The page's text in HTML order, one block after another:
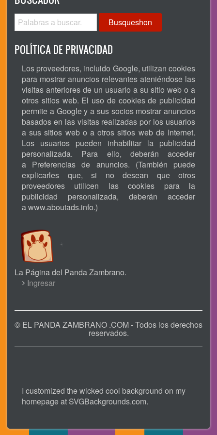
Busqueshon
POLÍTICA DE PRIVACIDAD
Los proveedores, incluido Google, utilizan cookies
para mostrar anuncios relevantes ateniéndose las
visitas anteriores de un usuario a su sitio web o a
otros sitios web. El uso de cookies de publicidad
permite a Google y a sus socios mostrar anuncios
basados en las visitas realizadas por los usuarios
a sus sitios web o a otros sitios web de Internet.
Los usuarios pueden inhabilitar la publicidad
personalizada. Para ello, deberán acceder
a Preferencias de anuncios. (También puede
explicarles que, si no desean que otros
proveedores utilicen las cookies para la
publicidad personalizada, deberán acceder
awww.aboutads.info.)
La Página del Panda Zambrano.
USER
MENU
Ingresar
© EL PANDA ZAMBRANO .COM - Todos los derechos
reservados.
I customized the wicked cool background on my
homepage at SVGBackgrounds.com.